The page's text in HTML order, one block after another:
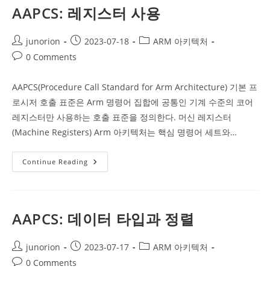
모
리
및
택
AAPCS: 레지스터 사용
Post
author:
junorion
Post
published:
2023-07-18
PostARM 아키텍처
Post0 Comments
AAPCS(Procedure Call Standard for Arm Architecture) 기본 프
로시저 호출 표준은 Arm 명령어 집합에 공통인 기계 수준의 코어
레지스터만 사용하는 호출 표준을 정의한다. 머신 레지스터
(Machine Registers) Arm 아키텍처는 핵심 명령어 세트와…
Continue Reading AAPCS:
레
용
AAPCS: 데이터 타입과 정렬
Post
author:
junorion
Post
published:
2023-07-17
PostARM 아키텍처
Post0 Comments